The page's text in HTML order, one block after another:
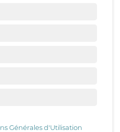
Générales d'Utilisation